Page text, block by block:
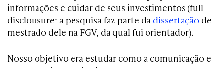
informações e cuidar de seus investimentos (full
disclousure: a pesquisa faz parte da dissertação de
mestrado dele na FGV, da qual fui orientador).
Nosso objetivo era estudar como a comunicação e